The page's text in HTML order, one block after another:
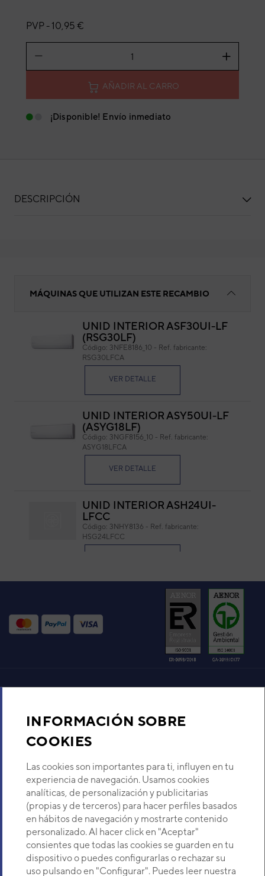
INFORMACIÓN SOBRE
COOKIES
Las cookies son importantes para ti, influyen en tu
experiencia de navegación. Usamos cookies
analíticas, de personalización y publicitarias
(propias y de terceros) para hacer perfiles basados
en hábitos de navegación y mostrarte contenido
personalizado. Al hacer click en "Aceptar"
consientes que todas las cookies se guarden en tu
dispositivo o puedes configurarlas o rechazar su
uso pulsando en "Configurar". Puedes leer nuestra
PVP - 10,95 €
AÑADIR AL CARRO
¡Disponible! Envío inmediato
DESCRIPCIÓN
MÁQUINAS QUE UTILIZAN ESTE RECAMBIO
UNID INTERIOR ASF30UI-LF
(RSG30LF)
Código: 3NFE8186_10 - Ref. fabricante:
RSG30LFCA
VER DETALLE
UNID INTERIOR ASY50UI-LF
(ASYG18LF)
Código: 3NGF8156_10 - Ref. fabricante:
ASYG18LFCA
VER DETALLE
UNID INTERIOR ASH24UI-
LFCC
Código: 3NHY8136 - Ref. fabricante:
HSG24LFCC
UNID INTERIOR ASH30UI-LF
Código:
Ref. fabricante:
HSG30LFCA
UNID INTERIOR ASF18UI-LF
RSG18LFCA
UNID.INTERIOR ASH24LC
(ASG24UI LC)
Código: 3NGG8166 -Ref. fabricante:
ASHA24LCC
VER DETALLE
UNIDAD INTERIOR AIRE
ACONDICIONADO
Sobre Nosotros
Descubre Eurofred
Dónde Estamos
¿Buscas un servicio técnico?